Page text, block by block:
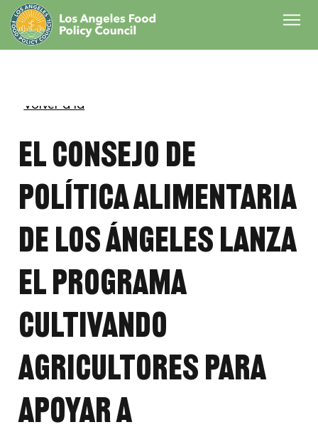
Volver a la
El Consejo de
Política Alimentaria
de Los Ángeles lanza
el programa
Cultivando
Agricultores para
apoyar a